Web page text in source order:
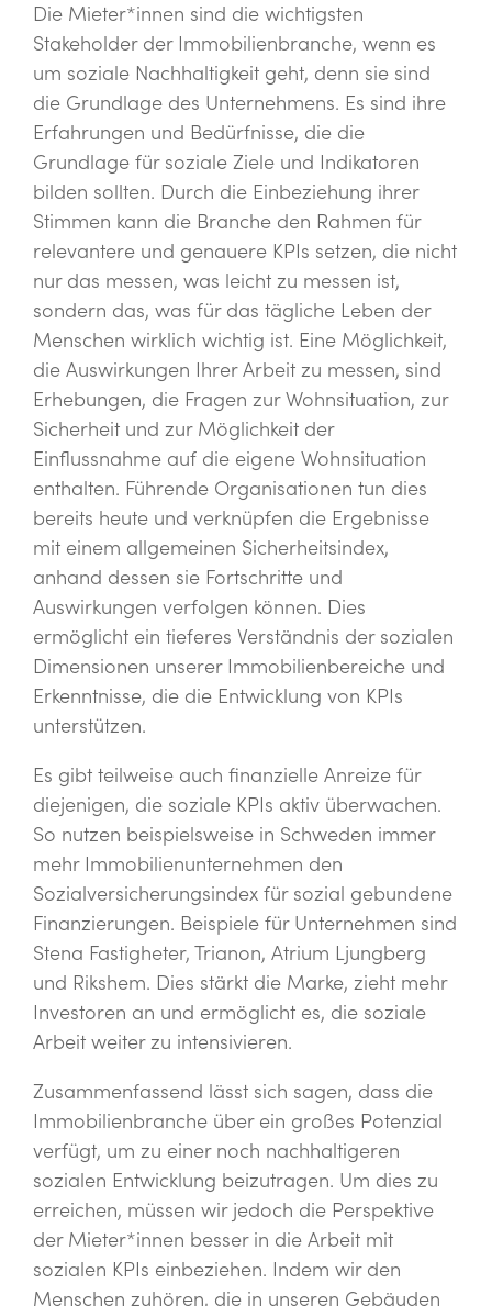
Die Mieter*innen sind die wichtigsten
Stakeholder der Immobilienbranche, wenn es
um soziale Nachhaltigkeit geht, denn sie sind
die Grundlage des Unternehmens. Es sind ihre
Erfahrungen und Bedürfnisse, die die
Grundlage für soziale Ziele und Indikatoren
bilden sollten. Durch die Einbeziehung ihrer
Stimmen kann die Branche den Rahmen für
relevantere und genauere KPIs setzen, die nicht
nur das messen, was leicht zu messen ist,
sondern das, was für das tägliche Leben der
Menschen wirklich wichtig ist. Eine Möglichkeit,
die Auswirkungen Ihrer Arbeit zu messen, sind
Erhebungen, die Fragen zur Wohnsituation, zur
Sicherheit und zur Möglichkeit der
Einflussnahme auf die eigene Wohnsituation
enthalten. Führende Organisationen tun dies
bereits heute und verknüpfen die Ergebnisse
mit einem allgemeinen Sicherheitsindex,
anhand dessen sie Fortschritte und
Auswirkungen verfolgen können. Dies
ermöglicht ein tieferes Verständnis der sozialen
Dimensionen unserer Immobilienbereiche und
Erkenntnisse, die die Entwicklung von KPIs
unterstützen.
Es gibt teilweise auch finanzielle Anreize für
diejenigen, die soziale KPIs aktiv überwachen.
So nutzen beispielsweise in Schweden immer
mehr Immobilienunternehmen den
Sozialversicherungsindex für sozial gebundene
Finanzierungen. Beispiele für Unternehmen sind
Stena Fastigheter, Trianon, Atrium Ljungberg
und Rikshem. Dies stärkt die Marke, zieht mehr
Investoren an und ermöglicht es, die soziale
Arbeit weiter zu intensivieren.
Zusammenfassend lässt sich sagen, dass die
Immobilienbranche über ein großes Potenzial
verfügt, um zu einer noch nachhaltigeren
sozialen Entwicklung beizutragen. Um dies zu
erreichen, müssen wir jedoch die Perspektive
der Mieter*innen besser in die Arbeit mit
sozialen KPIs einbeziehen. Indem wir den
Menschen zuhören, die in unseren Gebäuden